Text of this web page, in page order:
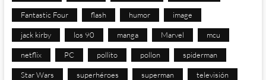
Fantastic Four flash humor image
jack kirby los 90 manga Marvel mcu
netflix PC pollito pollon spiderman
Star Wars superhéroes superman televisión